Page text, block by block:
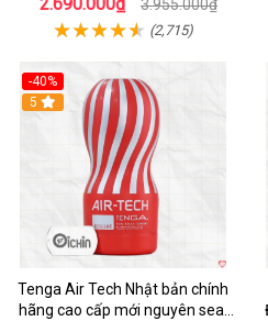
2.690.000₫ 3.955.000₫
(2,715)
-40%
Hot
5
Tenga Air Tech Nhật bản chính
hãng cao cấp mới nguyên seal